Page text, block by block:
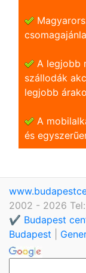
A legjobb
szállodák
legjobb
A
és
2002 - 2026
✔️ Budapest
Budapest